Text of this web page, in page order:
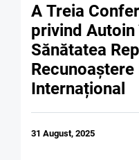
A Treia
privind
Sănătatea
Recunoaștere
Internațional
31 August, 2025